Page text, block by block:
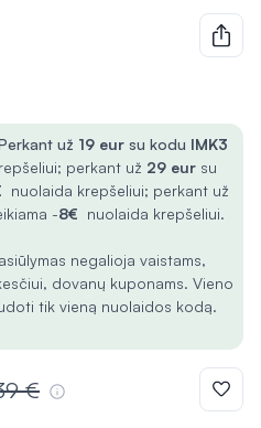
už 19 eur su kodu IMK3
perkant už 29 eur su
nuolaida krepšeliui; perkant už
-8€ nuolaida krepšeliui.
negalioja vaistams,
dovanų kuponams. Vieno
tik vieną nuolaidos kodą.
€